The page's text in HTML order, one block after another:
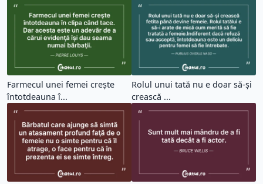
Farmecul unei femei creşte
întotdeauna î...
Rolul unui tată nu e doar să-şi
crească ...